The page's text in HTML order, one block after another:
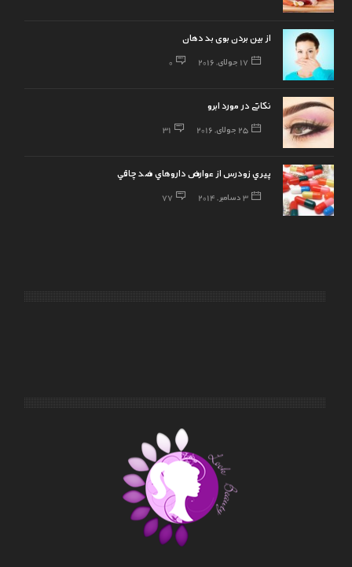
از بین بردن بوی بد دهان
17 جولای, 2016 0
نکاتی در مورد ابرو
25 جولای, 2016 31
پيري زودرس از عوارض داروهاي ضد چاقي
3 دسامبر, 2014 77